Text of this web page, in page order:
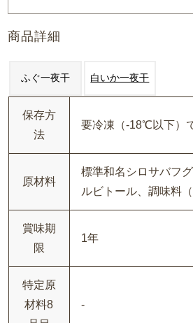
商品詳細
ふぐ一夜干 白いか一夜干
保存方
法
要冷凍（-18℃以下）
原材料
標準和名シロサバフ
ルビトール、調味料（
賞味期
限
1年
特定原
材料8
-